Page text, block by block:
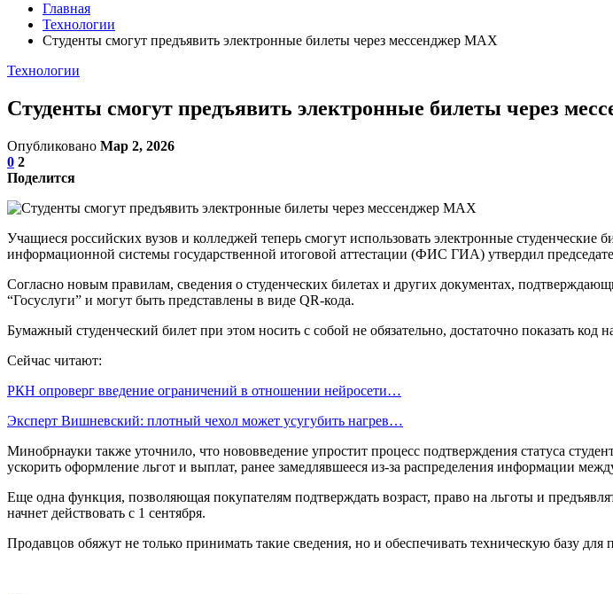
Главная
Технологии
Студенты смогут предъявить электронные билеты через мессенджер MAX
Технологии
Студенты смогут предъявить электронные билеты через
Опубликовано Мар 2, 2026
0 2
Поделится
Учащиеся российских вузов и колледжей теперь смогут использовать электронные
информационной системы государственной итоговой аттестации (ФИС ГИА) утвердил
Согласно новым правилам, сведения о студенческих билетах и других документах,
“Госуслуги” и могут быть представлены в виде QR-кода.
Бумажный студенческий билет при этом носить с собой не обязательно, достаточно показать код
Сейчас читают:
РКН опроверг введение ограничений в отношении нейросети…
Эксперт Вишневский: плотный чехол может усугубить нагрев…
Минобрнауки также уточнило, что нововведение упростит процесс подтверждения статуса
ускорить оформление льгот и выплат, ранее замедлявшееся из-за распределения информации
Еще одна функция, позволяющая покупателям подтверждать возраст, право на льготы и
начнет действовать с 1 сентября.
Продавцов обяжут не только принимать такие сведения, но и обеспечивать техническую базу